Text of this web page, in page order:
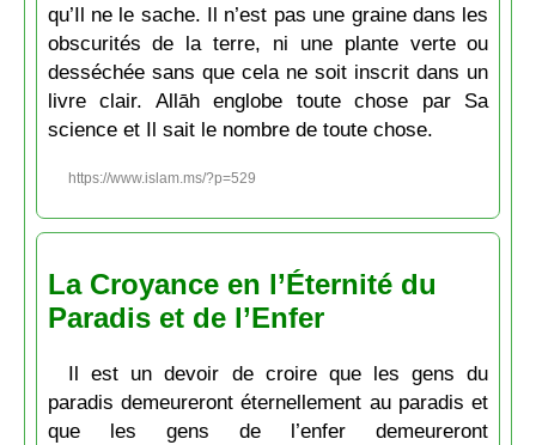
qu’Il ne le sache. Il n’est pas une graine dans les
obscurités de la terre, ni une plante verte ou
desséchée sans que cela ne soit inscrit dans un
livre clair. Allāh englobe toute chose par Sa
science et Il sait le nombre de toute chose.
https://www.islam.ms/?p=529
La Croyance en l’Éternité du
Paradis et de l’Enfer
Il est un devoir de croire que les gens du
paradis demeureront éternellement au paradis et
que les gens de l’enfer demeureront